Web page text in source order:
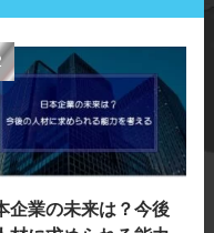
企業の未来は？今後